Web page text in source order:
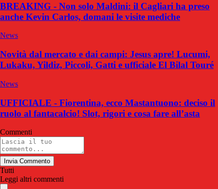
BREAKING - Non solo Maldini: il Cagliari ha preso
anche Kevin Carlos, domani le visite mediche
News
Novità dal mercato e dai campi: Jesus apre! Lucumi,
Lukaku, Yildiz, Piccoli, Gatti e ufficiale El Bilal Touré
News
UFFICIALE - Fiorentina, ecco Mastantuono: deciso il
ruolo al fantacalcio! Slot, rigori e cosa fare all’asta
Commenti
Invia Commento
Tutti
Leggi altri commenti